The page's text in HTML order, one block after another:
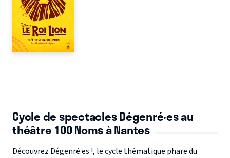
Cycle de spectacles Dégenré·es au
théâtre 100 Noms à Nantes
Découvrez Dégenré·es !, le cycle thématique phare du